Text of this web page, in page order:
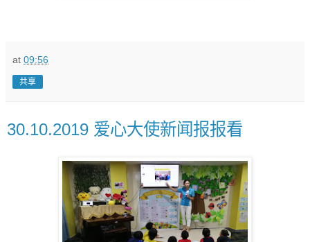
at 09:56
共享
30.10.2019 爱心大使新闻报报看